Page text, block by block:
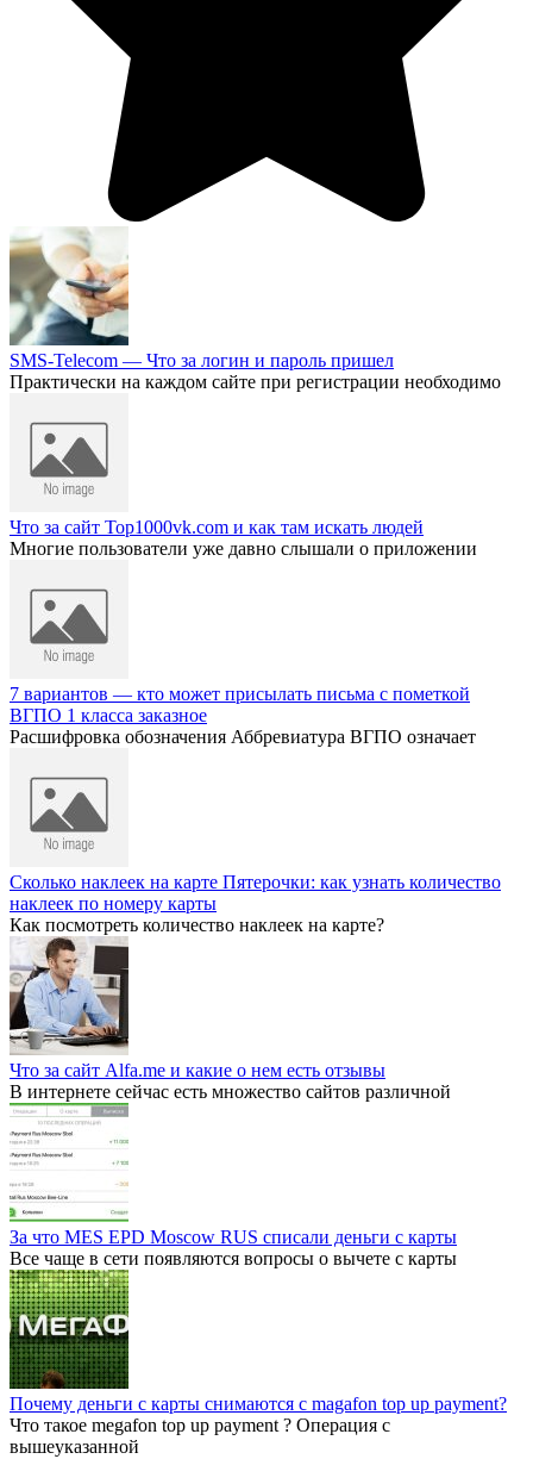
SMS-Telecom — Что за логин и пароль пришел
Практически на каждом сайте при регистрации необходимо
Что за сайт Top1000vk.com и как там искать людей
Многие пользователи уже давно слышали о приложении
7 вариантов — кто может присылать письма с пометкой
ВГПО 1 класса заказное
Расшифровка обозначения Аббревиатура ВГПО означает
Сколько наклеек на карте Пятерочки: как узнать количество
наклеек по номеру карты
Как посмотреть количество наклеек на карте?
Что за сайт Alfa.me и какие о нем есть отзывы
В интернете сейчас есть множество сайтов различной
За что MES EPD Moscow RUS списали деньги с карты
Все чаще в сети появляются вопросы о вычете с карты
Почему деньги с карты снимаются с magafon top up payment?
Что такое megafon top up payment ? Операция с
вышеуказанной